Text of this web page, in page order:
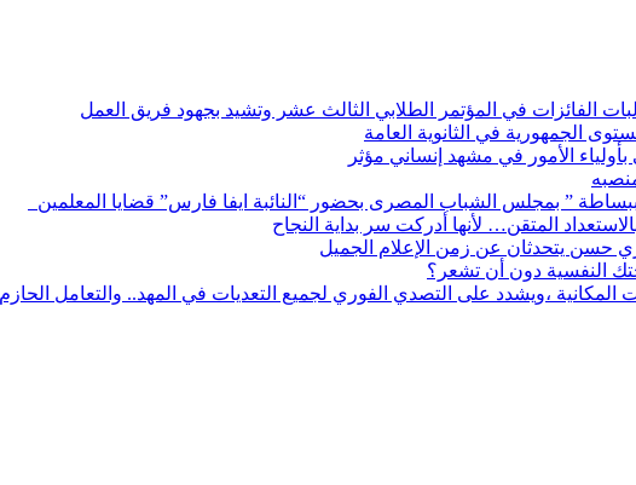
الفائزات في المؤتمر الطلابي الثالث عشر وتشيد بجهود فريق العمل
الجمهورية في الثانوية العامة
الأمور في مشهد إنساني مؤثر
” بمجلس الشباب المصرى بحضور “النائبة ايفا فارس” قضايا المعلمين
المتقن… لأنها أدركت سر بداية النجاح
حسن يتحدثان عن زمن الإعلام الجميل
النفسية دون أن تشعر؟
،ويشدد على التصدي الفوري لجميع التعديات في المهد.. والتعامل الحازم